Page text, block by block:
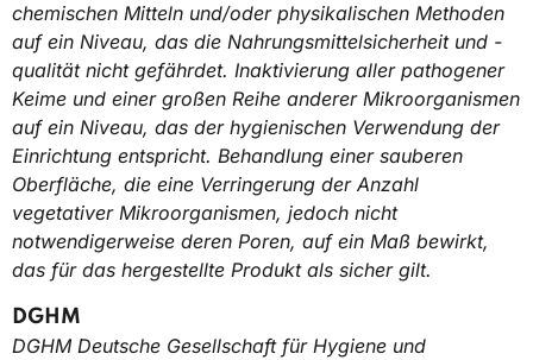
chemischen Mitteln und/oder physikalischen Methoden
auf ein Niveau, das die Nahrungsmittelsicherheit und -
qualität nicht gefährdet. Inaktivierung aller pathogener
Keime und einer großen Reihe anderer Mikroorganismen
auf ein Niveau, das der hygienischen Verwendung der
Einrichtung entspricht. Behandlung einer sauberen
Oberfläche, die eine Verringerung der Anzahl
vegetativer Mikroorganismen, jedoch nicht
notwendigerweise deren Poren, auf ein Maß bewirkt,
das für das hergestellte Produkt als sicher gilt.
DGHM
DGHM Deutsche Gesellschaft für Hygiene und